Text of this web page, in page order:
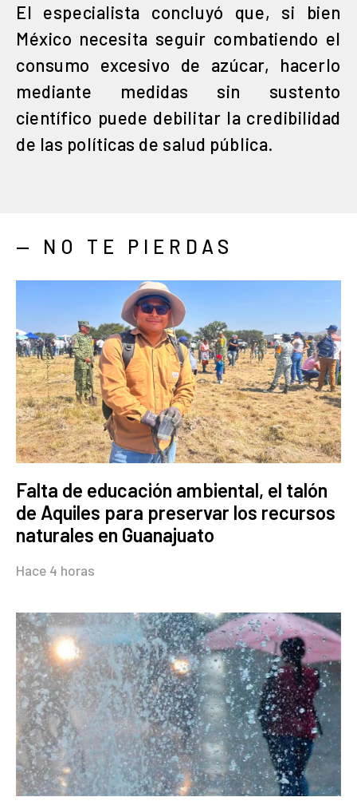
El especialista concluyó que, si bien
México necesita seguir combatiendo el
consumo excesivo de azúcar, hacerlo
mediante medidas sin sustento
científico puede debilitar la credibilidad
de las políticas de salud pública.
— NO TE PIERDAS
Falta de educación ambiental, el talón
de Aquiles para preservar los recursos
naturales en Guanajuato
Hace 4 horas